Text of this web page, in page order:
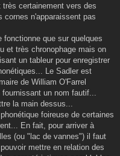
certainement vers des
n'apparaissent pas
que sur quelques
et très chronophage mais on
un tableur pour enregistrer
Le Sadler est
de William O'Farrel
un nom fautif...
la main dessus...
foireuse de certaines
En fait, pour arriver à
(ou "lac de vannes") il faut
mettre en relation des